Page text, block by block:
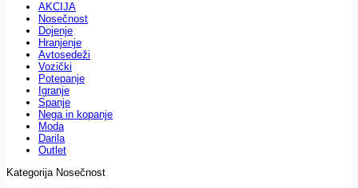
AKCIJA
Nosečnost
Dojenje
Hranjenje
Avtosedeži
Vozički
Potepanje
Igranje
Spanje
Nega in kopanje
Moda
Darila
Outlet
Kategorija Nosečnost